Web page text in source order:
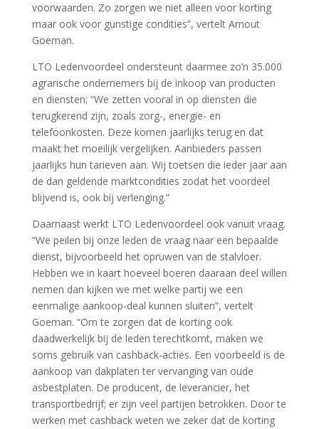
voorwaarden. Zo zorgen we niet alleen voor korting
maar ook voor gunstige condities”, vertelt Arnout
Goeman.
LTO Ledenvoordeel ondersteunt daarmee zo’n 35.000
agrarische ondernemers bij de inkoop van producten
en diensten: “We zetten vooral in op diensten die
terugkerend zijn, zoals zorg-, energie- en
telefoonkosten. Deze komen jaarlijks terug en dat
maakt het moeilijk vergelijken. Aanbieders passen
jaarlijks hun tarieven aan. Wij toetsen die ieder jaar aan
de dan geldende marktcondities zodat het voordeel
blijvend is, ook bij verlenging.”
Daarnaast werkt LTO Ledenvoordeel ook vanuit vraag.
“We peilen bij onze leden de vraag naar een bepaalde
dienst, bijvoorbeeld het opruwen van de stalvloer.
Hebben we in kaart hoeveel boeren daaraan deel willen
nemen dan kijken we met welke partij we een
eenmalige aankoop-deal kunnen sluiten”, vertelt
Goeman. “Om te zorgen dat de korting ook
daadwerkelijk bij de leden terechtkomt, maken we
soms gebruik van cashback-acties. Een voorbeeld is de
aankoop van dakplaten ter vervanging van oude
asbestplaten. De producent, de leverancier, het
transportbedrijf; er zijn veel partijen betrokken. Door te
werken met cashback weten we zeker dat de korting